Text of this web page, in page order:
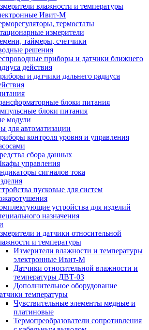
влажности и температуры
Ивит-М
термостаты
измерители
таймеры, счетчики
решения
приборы и датчики ближнего
действия
и датчики дальнего радиуса
блоки питания
блоки питания
модули
для автоматизации
контроля уровня и управления
сбора данных
управления
сигналов тока
пусковые для систем
устройства для изделий
назначения
и датчики относительной
и температуры
Измерители влажности и температуры
электронные Ивит-М
Датчики относительной влажности и
температуры ДВТ-03
Дополнительное оборудование
температуры
Чувствительные элементы медные и
платиновые
Термопреобразователи сопротивления